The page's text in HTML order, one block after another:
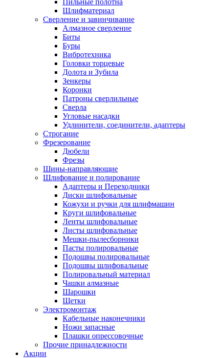
Пильные полотна
Шлифматериал
Сверление и завинчивание
Алмазное сверление
Биты
Буры
Вибротехника
Головки торцевые
Долота и Зубила
Зенкеры
Коронки
Патроны сверлильные
Сверла
Угловые насадки
Удлинители, соединители, адаптеры
Строгание
Фрезерование
Дюбели
Фрезы
Шины-направляющие
Шлифование и полирование
Адаптеры и Переходники
Диски шлифовальные
Кожухи и ручки для шлифмашин
Круги шлифовальные
Ленты шлифовальные
Листы шлифовальные
Мешки-пылесборники
Пасты полировальные
Подошвы полировальные
Подошвы шлифовальные
Полировальный материал
Чашки алмазные
Шарошки
Щетки
Электромонтаж
Кабельные наконечники
Ножи запасные
Плашки опрессовочные
Прочие принадлежности
Акции